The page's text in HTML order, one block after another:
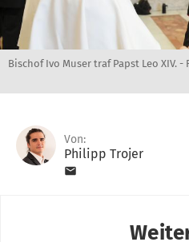
Bischof Ivo Muser traf Papst Leo XIV. -
Von:
Philipp Trojer